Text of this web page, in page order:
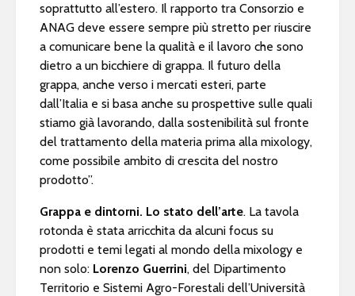
soprattutto all’estero. Il rapporto tra Consorzio e
ANAG deve essere sempre più stretto per riuscire
a comunicare bene la qualità e il lavoro che sono
dietro a un bicchiere di grappa. Il futuro della
grappa, anche verso i mercati esteri, parte
dall’Italia e si basa anche su prospettive sulle quali
stiamo già lavorando, dalla sostenibilità sul fronte
del trattamento della materia prima alla mixology,
come possibile ambito di crescita del nostro
prodotto”.
Grappa e dintorni. Lo stato dell’arte. La tavola
rotonda è stata arricchita da alcuni focus su
prodotti e temi legati al mondo della mixology e
non solo: Lorenzo Guerrini, del Dipartimento
Territorio e Sistemi Agro-Forestali dell’Università